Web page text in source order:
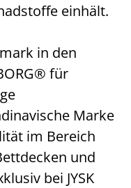
einhält.
in den
für
Marke
im Bereich
und
bei JYSK